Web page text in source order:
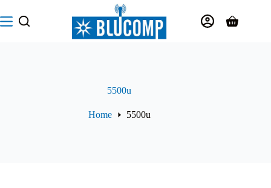
al
contenuto
Carrello
5500u
Home 5500u